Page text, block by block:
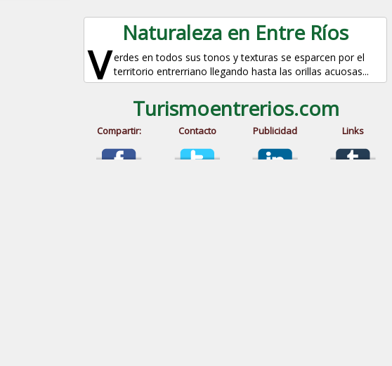
Naturaleza en Entre Ríos
V erdes en todos sus tonos y texturas se esparcen por el
territorio entrerriano llegando hasta las orillas acuosas...
Turismoentrerios.com
Compartir: Contacto Publicidad Links